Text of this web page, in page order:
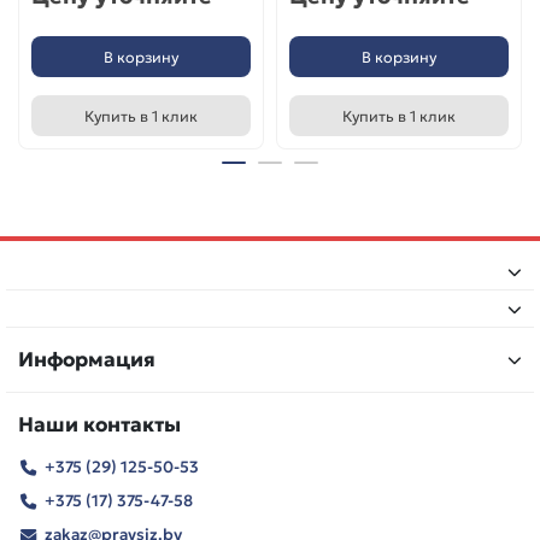
В корзину
Купить в 1 клик
В корзину
Купить в 1 клик
Информация
Наши контакты
+375 (29) 125-50-53
+375 (17) 375-47-58
zakaz@pravsiz.by